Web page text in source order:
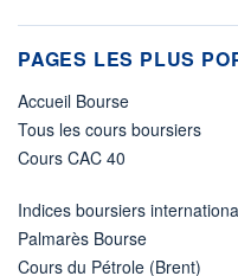
PAGES LES PLUS
Accueil Bourse
Tous les cours boursiers
Cours CAC 40
Indices boursiers
Palmarès Bourse
Cours du Pétrole (Brent)